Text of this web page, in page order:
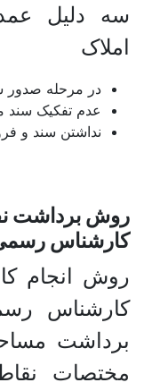
سه دلیل
املاک
در مرحله صدور
عدم تفکیک سند
نداشتن سند و
روش برداشت
کارشناس رسمی
روش انجام
کارشناس
برداشت
مختصات